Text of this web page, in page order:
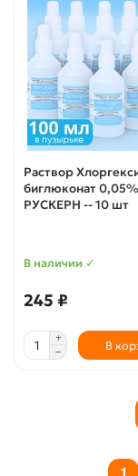
Раствор
биглюконат
РУСКЕРН -- 10 шт
В наличии ✓
245 ₽
В
1